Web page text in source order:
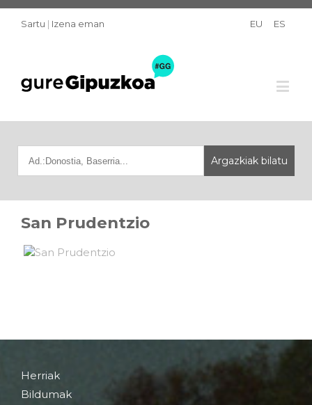
Sartu | Izena eman EU ES
San Prudentzio
Herriak
Bildumak